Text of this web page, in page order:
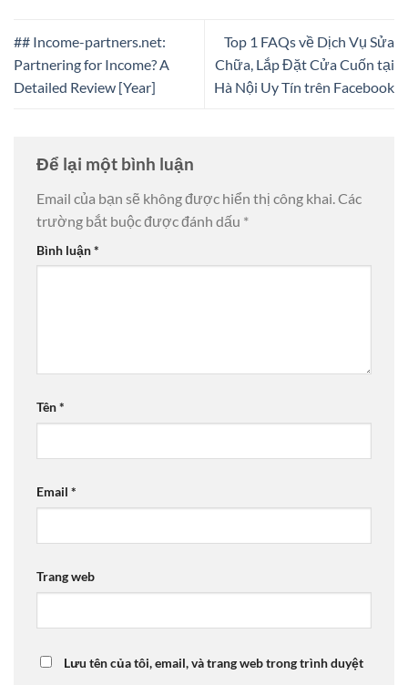
## Income-partners.net:
Partnering for Income? A
Detailed Review [Year]
Top 1 FAQs về Dịch Vụ Sửa
Chữa, Lắp Đặt Cửa Cuốn tại
Hà Nội Uy Tín trên Facebook
Để lại một bình luận
Email của bạn sẽ không được hiển thị công khai. Các
trường bắt buộc được đánh dấu *
Bình luận*
Tên*
Email *
Trang web
Lưu tên của tôi, email, và trang web trong trình duyệt